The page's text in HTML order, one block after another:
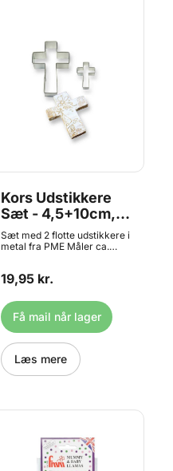
Kors Udstikkere
Sæt - 4,5+10cm,
PME
Sæt med 2 flotte udstikkere i
metal fra PME Måler ca.
opvaskemaskine
19,95 kr.
Få mail når lager
Læs mere